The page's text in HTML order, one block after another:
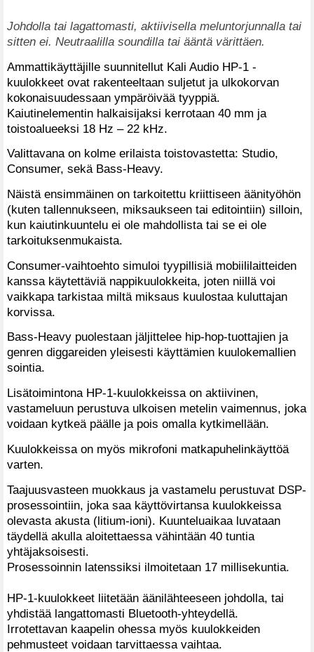
Johdolla tai lagattomasti, aktiivisella meluntorjunnalla tai
sitten ei. Neutraalilla soundilla tai ääntä värittäen.
Ammattikäyttäjille suunnitellut Kali Audio HP-1 -
kuulokkeet ovat rakenteeltaan suljetut ja ulkokorvan
kokonaisuudessaan ympäröivää tyyppiä.
Kaiutinelementin halkaisijaksi kerrotaan 40 mm ja
toistoalueeksi 18 Hz – 22 kHz.
Valittavana on kolme erilaista toistovastetta: Studio,
Consumer, sekä Bass-Heavy.
Näistä ensimmäinen on tarkoitettu kriittiseen äänityöhön
(kuten tallennukseen, miksaukseen tai editointiin) silloin,
kun kaiutinkuuntelu ei ole mahdollista tai se ei ole
tarkoituksenmukaista.
Consumer-vaihtoehto simuloi tyypillisiä mobiililaitteiden
kanssa käytettäviä nappikuulokkeita, joten niillä voi
vaikkapa tarkistaa miltä miksaus kuulostaa kuluttajan
korvissa.
Bass-Heavy puolestaan jäljittelee hip-hop-tuottajien ja
genren diggareiden yleisesti käyttämien kuulokemallien
sointia.
Lisätoimintona HP-1-kuulokkeissa on aktiivinen,
vastameluun perustuva ulkoisen metelin vaimennus, joka
voidaan kytkeä päälle ja pois omalla kytkimellään.
Kuulokkeissa on myös mikrofoni matkapuhelinkäyttöä
varten.
Taajuusvasteen muokkaus ja vastamelu perustuvat DSP-
prosessointiin, joka saa käyttövirtansa kuulokkeissa
olevasta akusta (litium-ioni). Kuunteluaikaa luvataan
täydellä akulla aloitettaessa vähintään 40 tuntia
yhtäjaksoisesti.
Prosessoinnin latenssiksi ilmoitetaan 17 millisekuntia.
HP-1-kuulokkeet liitetään äänilähteeseen johdolla, tai
yhdistää langattomasti Bluetooth-yhteydellä.
Irrotettavan kaapelin ohessa myös kuulokkeiden
pehmusteet voidaan tarvittaessa vaihtaa.